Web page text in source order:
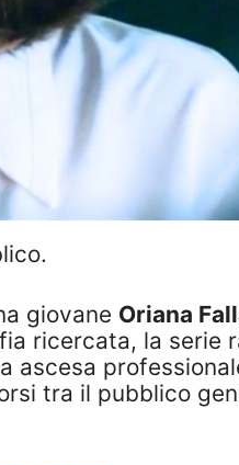
giovane Oriana
ricercata, la serie
ascesa
tra il pubblico